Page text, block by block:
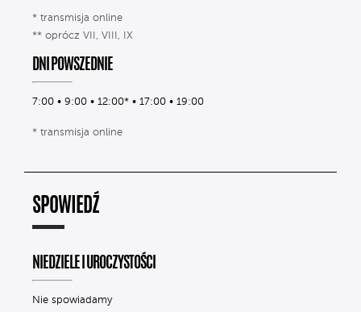
* transmisja online
** oprócz VII, VIII, IX
DNI POWSZEDNIE
7:00 • 9:00 • 12:00* • 17:00 • 19:00
* transmisja online
SPOWIEDŹ
NIEDZIELE I UROCZYSTOŚCI
Nie spowiadamy